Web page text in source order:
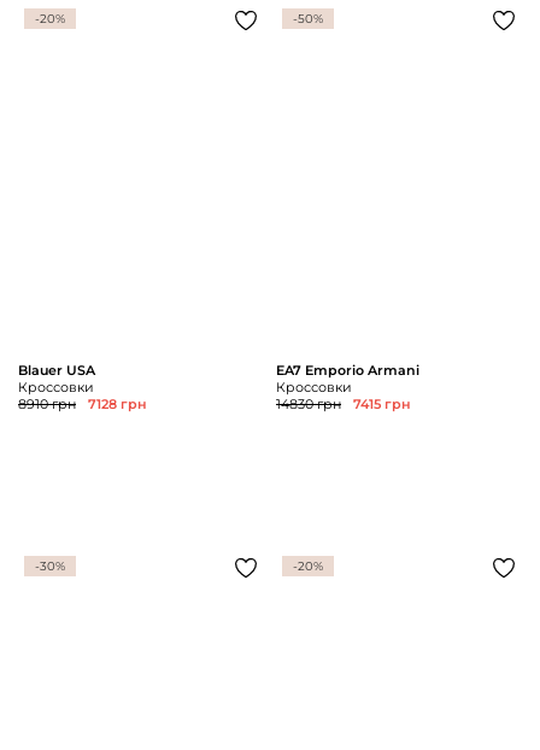
-20%
Blauer USA
Кроссовки
8910 грн
7128 грн
-50%
EA7 Emporio Armani
Кроссовки
14830 грн
7415 грн
-30% -20%